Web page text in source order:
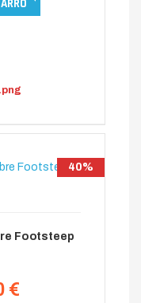
40%
Footsteep
€